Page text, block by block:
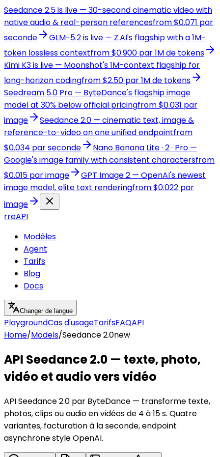
Seedance 2.5 is live — 30-second cinematic video with
native audio & real-person referencesfrom $0.071 par
seconde
GLM-5.2 is live — Z.AI's flagship with a 1M-
token lossless contextfrom $0.900 par 1M de tokens
Kimi K3 is live — Moonshot's 1M-context flagship for
long-horizon codingfrom $2.50 par 1M de tokens
Seedream 5.0 Pro — ByteDance's flagship image
model at 30% below official pricingfrom $0.031 par
image
Seedance 2.0 — cinematic text, image &
reference-to-video on one unified endpointfrom
$0.034 par seconde
Nano Banana Lite · 2 · Pro —
Google's image family with consistent charactersfrom
$0.015 par image
GPT Image 2 — OpenAI's newest
image model, elite text renderingfrom $0.022 par
image
rreAPI
Modèles
Agent
Tarifs
Blog
Docs
Changer de langue
PlaygroundCas d'usageTarifsFAQAPI
Home/Models/Seedance 2.0new
API Seedance 2.0 — texte, photo,
vidéo et audio vers vidéo
API Seedance 2.0 par ByteDance — transforme texte,
photos, clips ou audio en vidéos de 4 à 15 s. Quatre
variantes, facturation à la seconde, endpoint
asynchrone style OpenAI.